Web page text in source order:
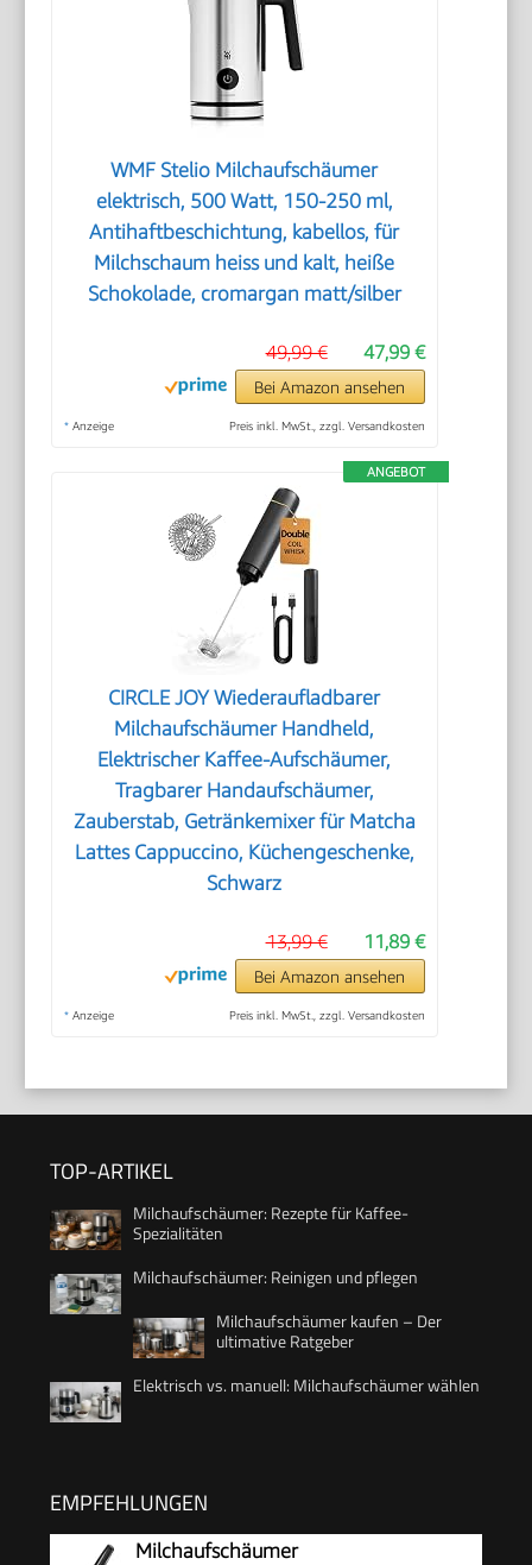
WMF Stelio Milchaufschäumer
elektrisch, 500 Watt, 150-250 ml,
Antihaftbeschichtung, kabellos, für
Milchschaum heiss und kalt, heiße
Schokolade, cromargan matt/silber
47,99 €
49,99 €
Bei Amazon ansehen
* Anzeige Preis inkl. MwSt., zzgl. Versandkosten
ANGEBOT
CIRCLE JOY Wiederaufladbarer
Milchaufschäumer Handheld,
Elektrischer Kaffee-Aufschäumer,
Tragbarer Handaufschäumer,
Zauberstab, Getränkemixer für Matcha
Lattes Cappuccino, Küchengeschenke,
Schwarz
11,89 €
13,99 €
Bei Amazon ansehen
* Anzeige Preis inkl. MwSt., zzgl. Versandkosten
TOP-ARTIKEL
Milchaufschäumer: Rezepte für Kaffee-
Spezialitäten
Milchaufschäumer: Reinigen und pflegen
Milchaufschäumer kaufen – Der
ultimative Ratgeber
Elektrisch vs. manuell: Milchaufschäumer wählen
EMPFEHLUNGEN
Milchaufschäumer